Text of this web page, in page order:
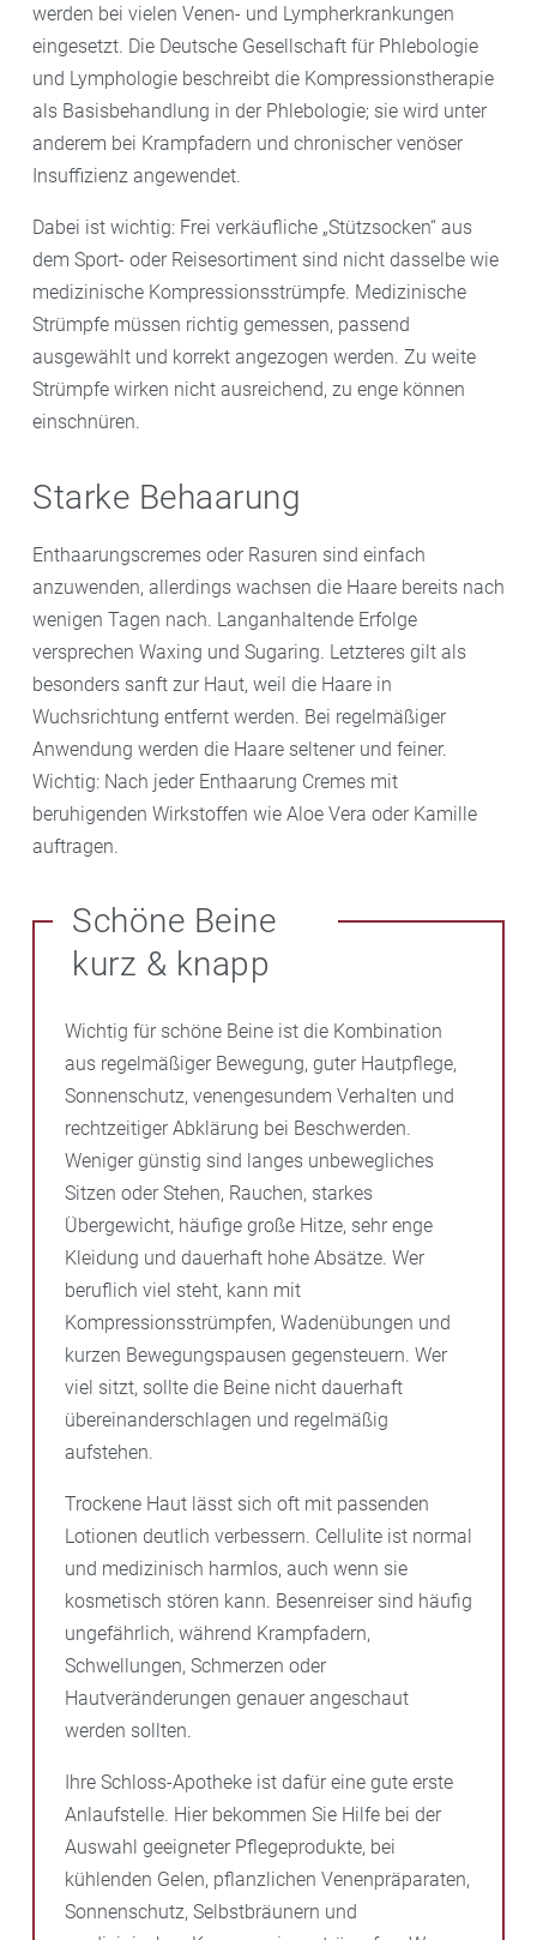
werden bei vielen Venen- und Lympherkrankungen
eingesetzt. Die Deutsche Gesellschaft für Phlebologie
und Lymphologie beschreibt die Kompressionstherapie
als Basisbehandlung in der Phlebologie; sie wird unter
anderem bei Krampfadern und chronischer venöser
Insuffizienz angewendet.
Dabei ist wichtig: Frei verkäufliche „Stützsocken“ aus
dem Sport- oder Reisesortiment sind nicht dasselbe wie
medizinische Kompressionsstrümpfe. Medizinische
Strümpfe müssen richtig gemessen, passend
ausgewählt und korrekt angezogen werden. Zu weite
Strümpfe wirken nicht ausreichend, zu enge können
einschnüren.
Starke Behaarung
Enthaarungscremes oder Rasuren sind einfach
anzuwenden, allerdings wachsen die Haare bereits nach
wenigen Tagen nach. Langanhaltende Erfolge
versprechen Waxing und Sugaring. Letzteres gilt als
besonders sanft zur Haut, weil die Haare in
Wuchsrichtung entfernt werden. Bei regelmäßiger
Anwendung werden die Haare seltener und feiner.
Wichtig: Nach jeder Enthaarung Cremes mit
beruhigenden Wirkstoffen wie Aloe Vera oder Kamille
auftragen.
Schöne Beine
kurz & knapp
Wichtig für schöne Beine ist die Kombination
aus regelmäßiger Bewegung, guter Hautpflege,
Sonnenschutz, venengesundem Verhalten und
rechtzeitiger Abklärung bei Beschwerden.
Weniger günstig sind langes unbewegliches
Sitzen oder Stehen, Rauchen, starkes
Übergewicht, häufige große Hitze, sehr enge
Kleidung und dauerhaft hohe Absätze. Wer
beruflich viel steht, kann mit
Kompressionsstrümpfen, Wadenübungen und
kurzen Bewegungspausen gegensteuern. Wer
viel sitzt, sollte die Beine nicht dauerhaft
übereinanderschlagen und regelmäßig
aufstehen.
Trockene Haut lässt sich oft mit passenden
Lotionen deutlich verbessern. Cellulite ist normal
und medizinisch harmlos, auch wenn sie
kosmetisch stören kann. Besenreiser sind häufig
ungefährlich, während Krampfadern,
Schwellungen, Schmerzen oder
Hautveränderungen genauer angeschaut
werden sollten.
Ihre Schloss-Apotheke ist dafür eine gute erste
Anlaufstelle. Hier bekommen Sie Hilfe bei der
Auswahl geeigneter Pflegeprodukte, bei
kühlenden Gelen, pflanzlichen Venenpräparaten,
Sonnenschutz, Selbstbräunern und